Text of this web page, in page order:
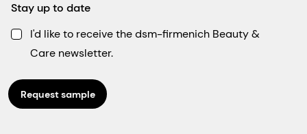
Stay up to date
I'd like to receive the dsm-firmenich Beauty &
Care newsletter.
Request sample